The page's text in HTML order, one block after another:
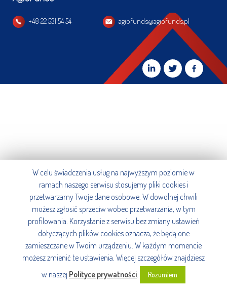
+48 22 531 54 54 agiofunds@agiofunds.pl
W celu świadczenia usług na najwyższym poziomie w
ramach naszego serwisu stosujemy pliki cookies i
przetwarzamy Twoje dane osobowe. W dowolnej chwili
możesz zgłosić sprzeciw wobec przetwarzania, w tym
profilowania. Korzystanie z serwisu bez zmiany ustawień
dotyczących plików cookies oznacza, że będą one
zamieszczane w Twoim urządzeniu. W każdym momencie
możesz zmienić te ustawienia. Więcej szczegółów znajdziesz
w naszej Polityce prywatności. Rozumiem